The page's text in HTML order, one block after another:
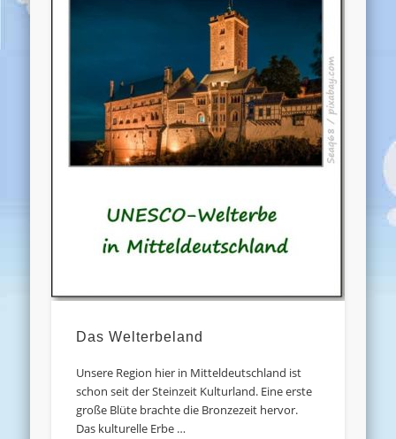
Das Welterbeland
Unsere Region hier in Mitteldeutschland ist
schon seit der Steinzeit Kulturland. Eine erste
große Blüte brachte die Bronzezeit hervor.
Das kulturelle Erbe …